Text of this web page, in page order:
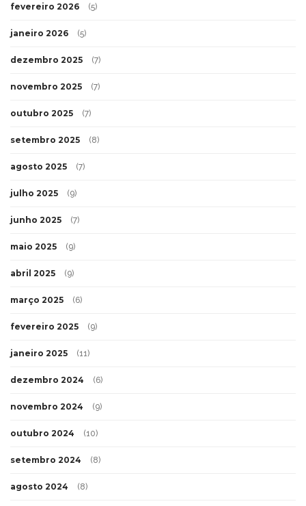
fevereiro 2026 (5)
janeiro 2026 (5)
dezembro 2025 (7)
novembro 2025 (7)
outubro 2025 (7)
setembro 2025 (8)
agosto 2025 (7)
julho 2025 (9)
junho 2025 (7)
maio 2025 (9)
abril 2025 (9)
março 2025 (6)
fevereiro 2025 (9)
janeiro 2025 (11)
dezembro 2024 (6)
novembro 2024 (9)
outubro 2024 (10)
setembro 2024 (8)
agosto 2024 (8)